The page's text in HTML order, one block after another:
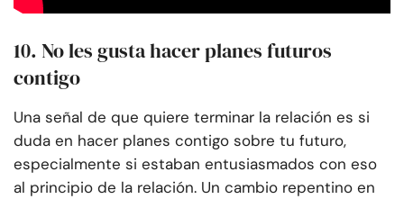
10. No les gusta hacer planes futuros
contigo
Una señal de que quiere terminar la relación es si
duda en hacer planes contigo sobre tu futuro,
especialmente si estaban entusiasmados con eso
al principio de la relación. Un cambio repentino en